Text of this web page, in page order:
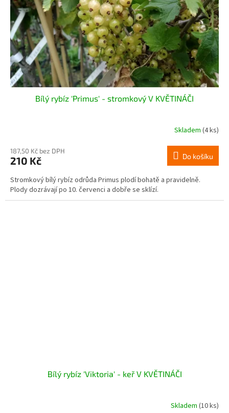
Bílý rybíz 'Primus' - stromkový V KVĚTINÁČI
Skladem (4 ks)
187,50 Kč bez DPH
210 Kč Do košíku
Stromkový bílý rybíz odrůda Primus plodí bohatě a pravidelně.
Plody dozrávají po 10. červenci a dobře se sklízí.
Bílý rybíz 'Viktoria' - keř V KVĚTINÁČI
Skladem (10 ks)